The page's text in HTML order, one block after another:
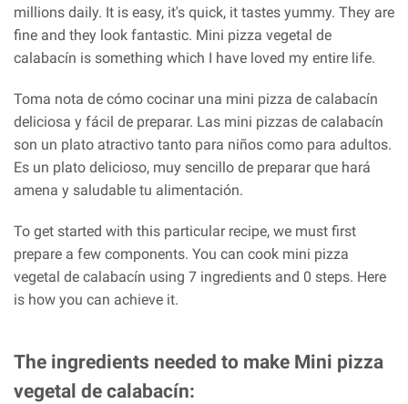
millions daily. It is easy, it's quick, it tastes yummy. They are
fine and they look fantastic. Mini pizza vegetal de
calabacín is something which I have loved my entire life.
Toma nota de cómo cocinar una mini pizza de calabacín
deliciosa y fácil de preparar. Las mini pizzas de calabacín
son un plato atractivo tanto para niños como para adultos.
Es un plato delicioso, muy sencillo de preparar que hará
amena y saludable tu alimentación.
To get started with this particular recipe, we must first
prepare a few components. You can cook mini pizza
vegetal de calabacín using 7 ingredients and 0 steps. Here
is how you can achieve it.
The ingredients needed to make Mini pizza
vegetal de calabacín: